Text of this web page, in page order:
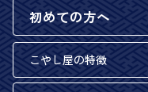
初めての方へ
こやし屋の特徴